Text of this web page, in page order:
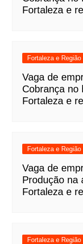
Fortaleza e
Fortaleza e Região
Vaga de
Cobrança no
Fortaleza e
Fortaleza e Região
Vaga de
Produção na
Fortaleza e
Fortaleza e Região